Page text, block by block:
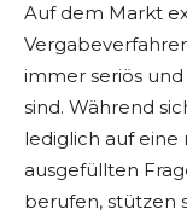
Auf dem Markt
immer seriös
sind. Während
lediglich auf eine
ausgefüllten
berufen, stützen